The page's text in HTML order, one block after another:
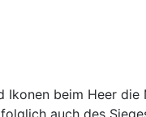
Ikonen beim Heer
auch des